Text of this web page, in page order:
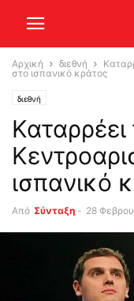
Αρχική διεθνή
στο ισπανικό κράτος
διεθνή
Καταρρέει
ισπανικό
Από Σύνταξη - 28